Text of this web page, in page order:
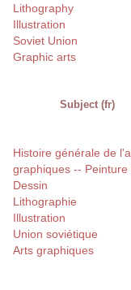
Lithography
Illustration
Soviet Union
Graphic arts
Subject (fr)
Histoire générale de
graphiques -- Peinture
Dessin
Lithographie
Illustration
Union soviétique
Arts graphiques